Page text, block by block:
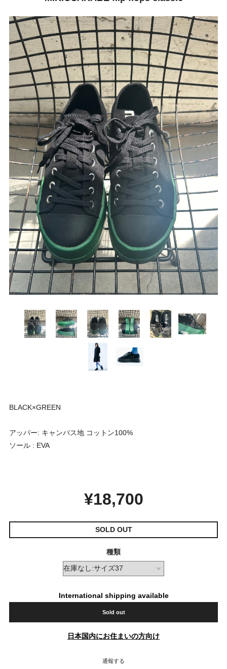
BLACK×GREEN
アッパー: キャンバス地 コットン100%
ソール : EVA
¥18,700
SOLD OUT
種類
International shipping available
Sold out
日本国内にお住まいの方向け
通報する